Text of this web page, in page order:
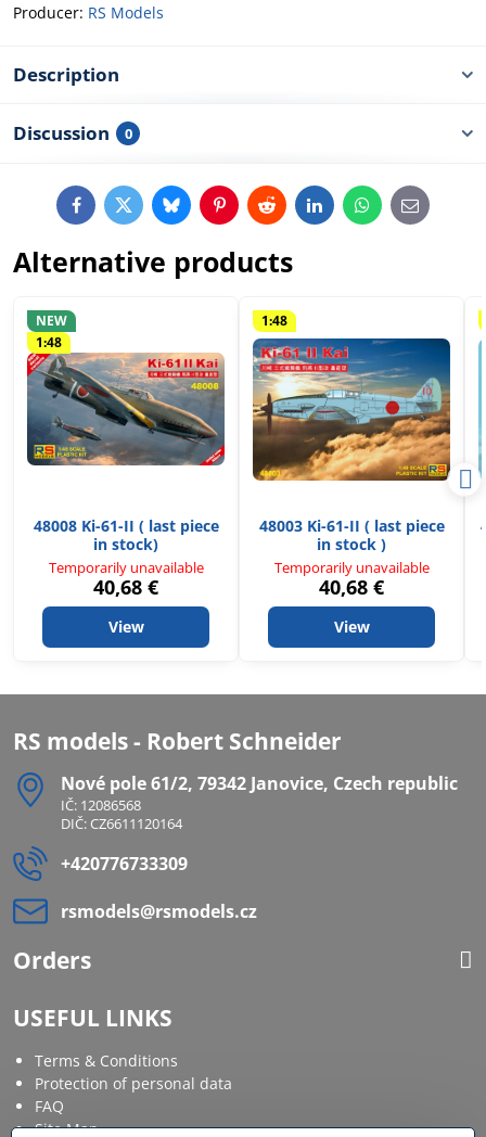
Producer: RS Models
Description
Discussion 0
FacebookTwitterBlueskyPinterestRedditLinkedInWhatsApp
E-
mail
Alternative products
NEW
1:48
48008 Ki-61-II ( last piece
in stock)
Temporarily unavailable
40,68 €
View
1:48
48003 Ki-61-II ( last piece
in stock )
Temporarily unavailable
40,68 €
View
RS models - Robert Schneider
Nové pole 61/2, 79342 Janovice, Czech republic
IČ: 12086568
DIČ: CZ6611120164
+420776733309
rsmodels​@rsmodels​.cz
Orders
USEFUL LINKS
Terms & Conditions
Protection of personal data
FAQ
Site Map